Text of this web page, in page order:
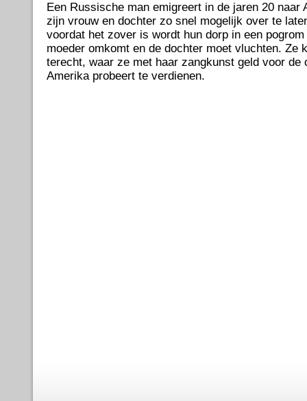
Een Russische man emigreert in de jaren 20 naar
zijn vrouw en dochter zo snel mogelijk over te
voordat het zover is wordt hun dorp in een
moeder omkomt en de dochter moet vluchten. Ze
terecht, waar ze met haar zangkunst geld voor de
Amerika probeert te verdienen.